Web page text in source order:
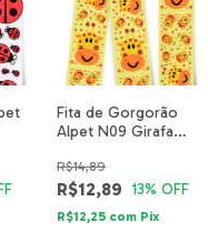
Fita de Gorgorão
Alpet N09 Girafa
R$12,89
R$14,89
13% OFF
R$12,25 com Pix